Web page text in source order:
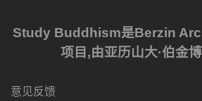
Study Buddhism是Berzin
项目,由亚历山大·伯金博
意见反馈